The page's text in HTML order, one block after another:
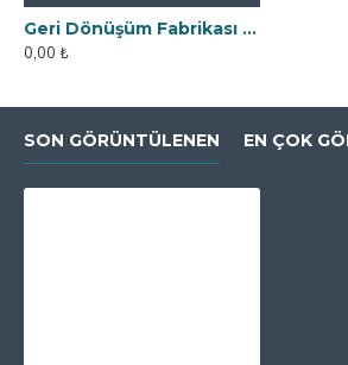
Geri Dönüşüm Fabrikası İçin Kolay Temizlenebilir Neodyum Elek Mıknatıs
0,00 ₺
SON GÖRÜNTÜLENEN EN ÇOK